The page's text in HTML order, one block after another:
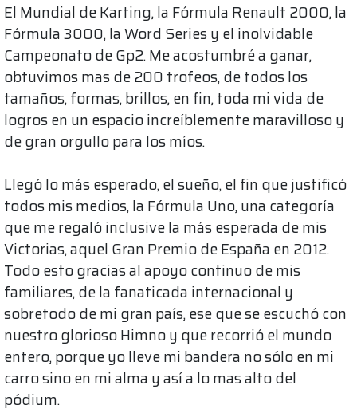
El Mundial de Karting, la Fórmula Renault 2000, la
Fórmula 3000, la Word Series y el inolvidable
Campeonato de Gp2. Me acostumbré a ganar,
obtuvimos mas de 200 trofeos, de todos los
tamaños, formas, brillos, en fin, toda mi vida de
logros en un espacio increíblemente maravilloso y
de gran orgullo para los míos.
Llegó lo más esperado, el sueño, el fin que justificó
todos mis medios, la Fórmula Uno, una categoría
que me regaló inclusive la más esperada de mis
Victorias, aquel Gran Premio de España en 2012.
Todo esto gracias al apoyo continuo de mis
familiares, de la fanaticada internacional y
sobretodo de mi gran país, ese que se escuchó con
nuestro glorioso Himno y que recorrió el mundo
entero, porque yo lleve mi bandera no sólo en mi
carro sino en mi alma y así a lo mas alto del
pódium.